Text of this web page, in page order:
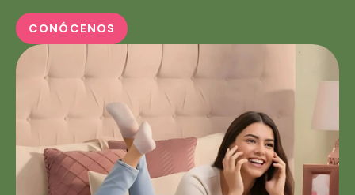
CONÓCENOS